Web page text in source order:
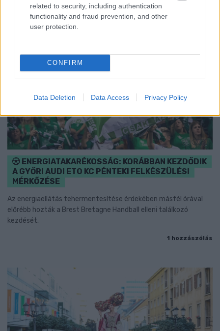
related to security, including authentication
functionality and fraud prevention, and other
user protection.
CONFIRM
Data Deletion Data Access Privacy Policy
ENERGIATAKARÉKOSSÁG: KORÁBBAN KEZDŐDIK
A GYŐRI AUDI ETO KC PÉNTEKI FELKÉSZÜLÉSI
MÉRKŐZÉSE
Az energiaellátás tehermentesítése érdekében másfél órával
előrébb hozták a Brest Bretagne Handball elleni találkozó
kezdését.
1 hozzászólás